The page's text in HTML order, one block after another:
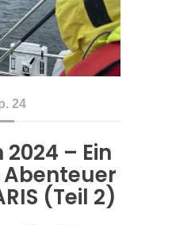
24
– Ein
(Teil 2)